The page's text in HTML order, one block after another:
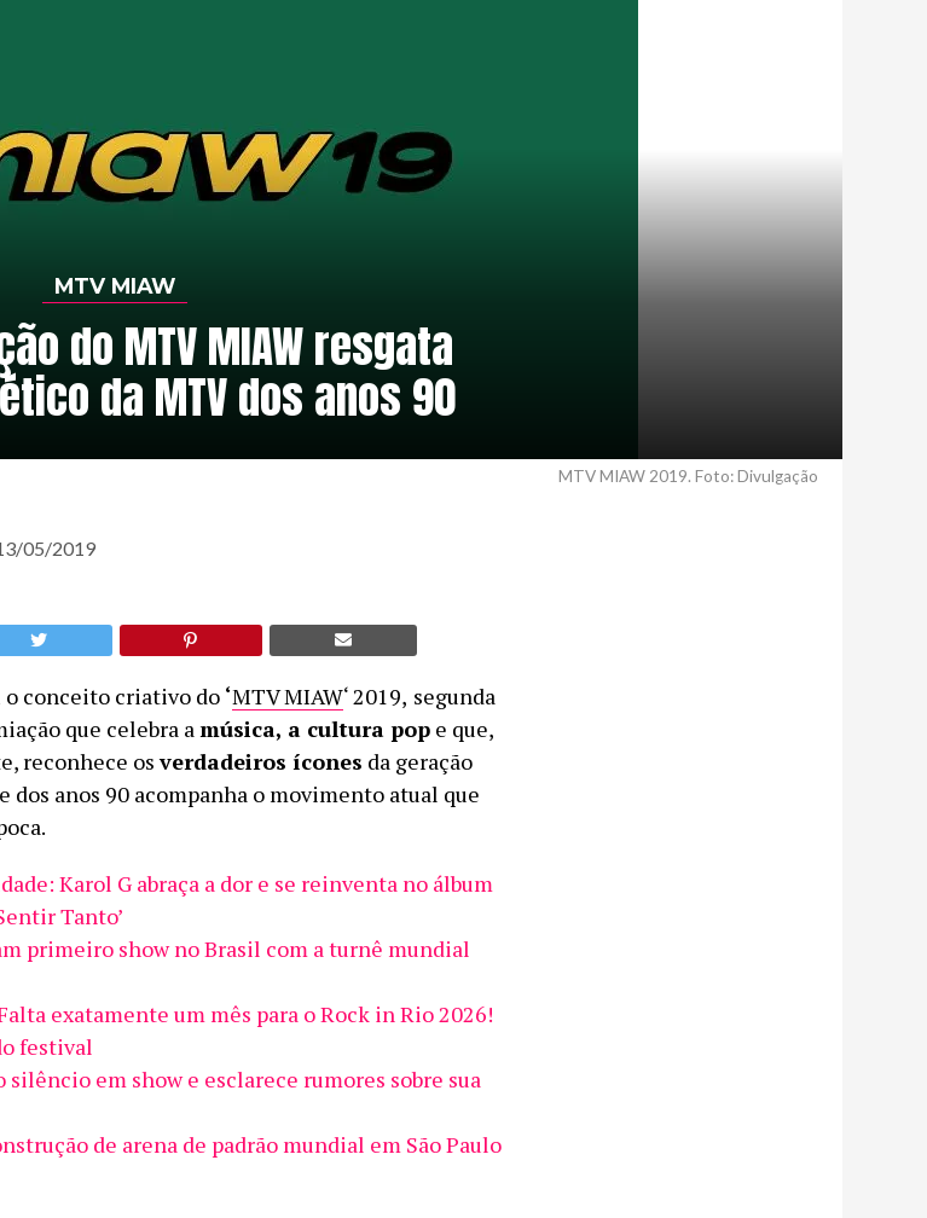
MTV MIAW
do MTV MIAW resgata
da MTV dos anos 90
MTV MIAW 2019. Foto: Divulgação
05/2019
conceito criativo do ‘MTV MIAW‘ 2019, segunda
que celebra amúsica, a cultura pop e que,
reconhece osverdadeiros ícones da geração
dos anos 90 acompanha o movimento atual que
Karol G abraça a dor e se reinventa no álbum
Tanto’
primeiro show no Brasil com a turnê mundial
exatamente um mês para o Rock in Rio 2026!
festival
silêncio em show e esclarece rumores sobre sua
de arena de padrão mundial em São Paulo